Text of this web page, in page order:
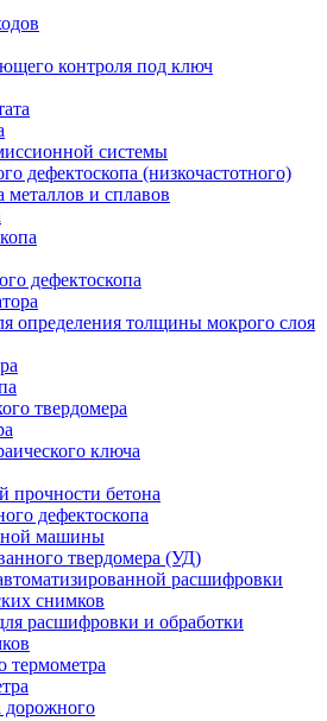
контроля под ключ
системы
дефектоскопа (низкочастотного)
металлов и сплавов
дефектоскопа
определения толщины мокрого слоя
твердомера
ключа
прочности бетона
дефектоскопа
машины
твердомера (УД)
расшифровки
снимков
расшифровки и обработки
термометра
дорожного